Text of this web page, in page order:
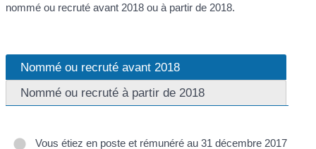
nommé ou recruté avant 2018 ou à partir de 2018.
Nommé ou recruté avant 2018
Nommé ou recruté à partir de 2018
Vous étiez en poste et rémunéré au 31 décembre 2017